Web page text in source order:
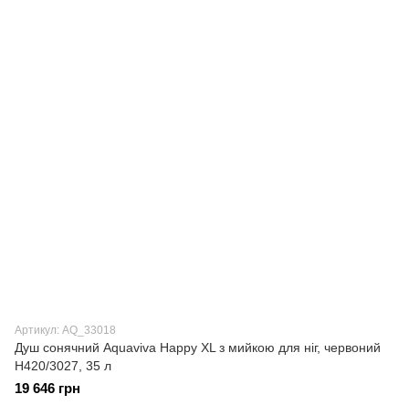
Артикул: AQ_33018
Душ сонячний Aquaviva Happy XL з мийкою для ніг, червоний
H420/3027, 35 л
19 646 грн